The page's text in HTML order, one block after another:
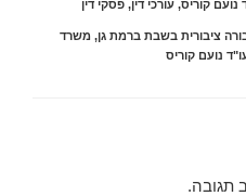
נועם קוריס,עורכי דין,פסקי דין
ציבורית בשבת ברמת גן, משרד
נועם קוריס
תגובה.